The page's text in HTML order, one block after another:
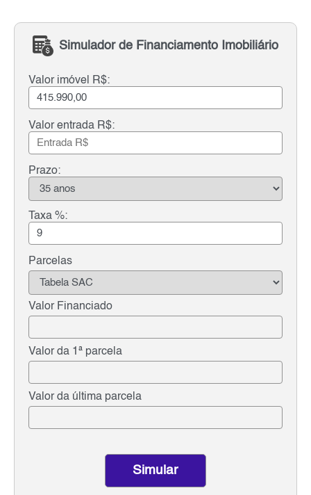
Simulador de Financiamento Imobiliário
Valor imóvel R$:
Valor entrada R$:
Prazo:
Taxa %:
Parcelas
Valor Financiado
Valor da 1ª parcela
Valor da última parcela
Simular